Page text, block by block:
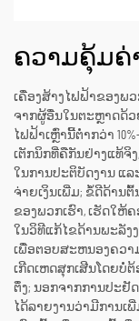
ຄວາມຄຸ້ມຄ່
ເຄື່ອງສ້າງໄຟຟ້າຂອງພ
ຈາກຜູ້ອື່ນໃນຕະຫຼາດດ້ວ
ໄຟຟ້າເຫຼົ່ານີ້ຕ່ຳກວ່າ
ເຕັກນິກທີ່ຄືກັນຢ່າງແທ້ຈິ
ໃນການປະຕິບັດງານ ແລ
ຈ່າຍເງິນເພີ່ມ; ຂໍ້ດີດ້ານ
ຂອງພວກເຮົາ, ເຮັດໃ
ໃນວິທີແກ້ໄຂດ້ານພະລັງ
ເພື່ອຕອບສະຫນອງຄວາ
ເກີດເຫດສຸກເສີນໂດຍບໍ່
ຕຶ່ງ; ນອກຈາກການປະຢັ
ໄດ້ລາຍງານວ່າມີການເ